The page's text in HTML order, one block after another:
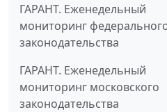
ГАРАНТ. Еженедельный
мониторинг
законодательства
ГАРАНТ. Еженедельный
мониторинг московского
законодательства